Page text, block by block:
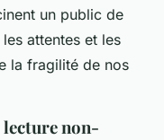
un public de
attentes et les
la fragilité de nos
lecture non-